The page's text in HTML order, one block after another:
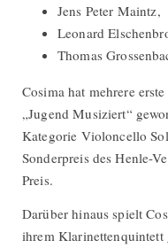
Jens Peter Maintz,
Leonard
Thomas
Cosima hat mehrere
„Jugend Musiziert“
Kategorie Violoncello
Sonderpreis des Henle-
Preis.
Darüber hinaus spielt
ihrem Klarinettenquintett